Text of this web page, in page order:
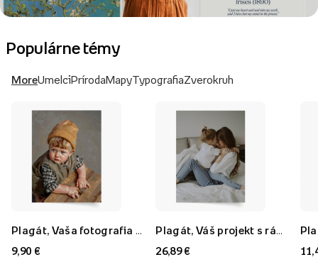
Populárne témy
MoreUmelciPrírodaMapyTypografiaZverokruh
9,90 €
26,89 €